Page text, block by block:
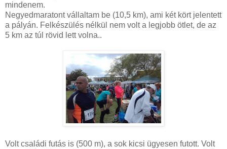
mindenem.
Negyedmaratont vállaltam be (10,5 km), ami két kört jelentett
a pályán. Felkészülés nélkül nem volt a legjobb ötlet, de az
5 km az túl rövid lett volna..
Volt családi futás is (500 m), a sok kicsi ügyesen futott. Volt